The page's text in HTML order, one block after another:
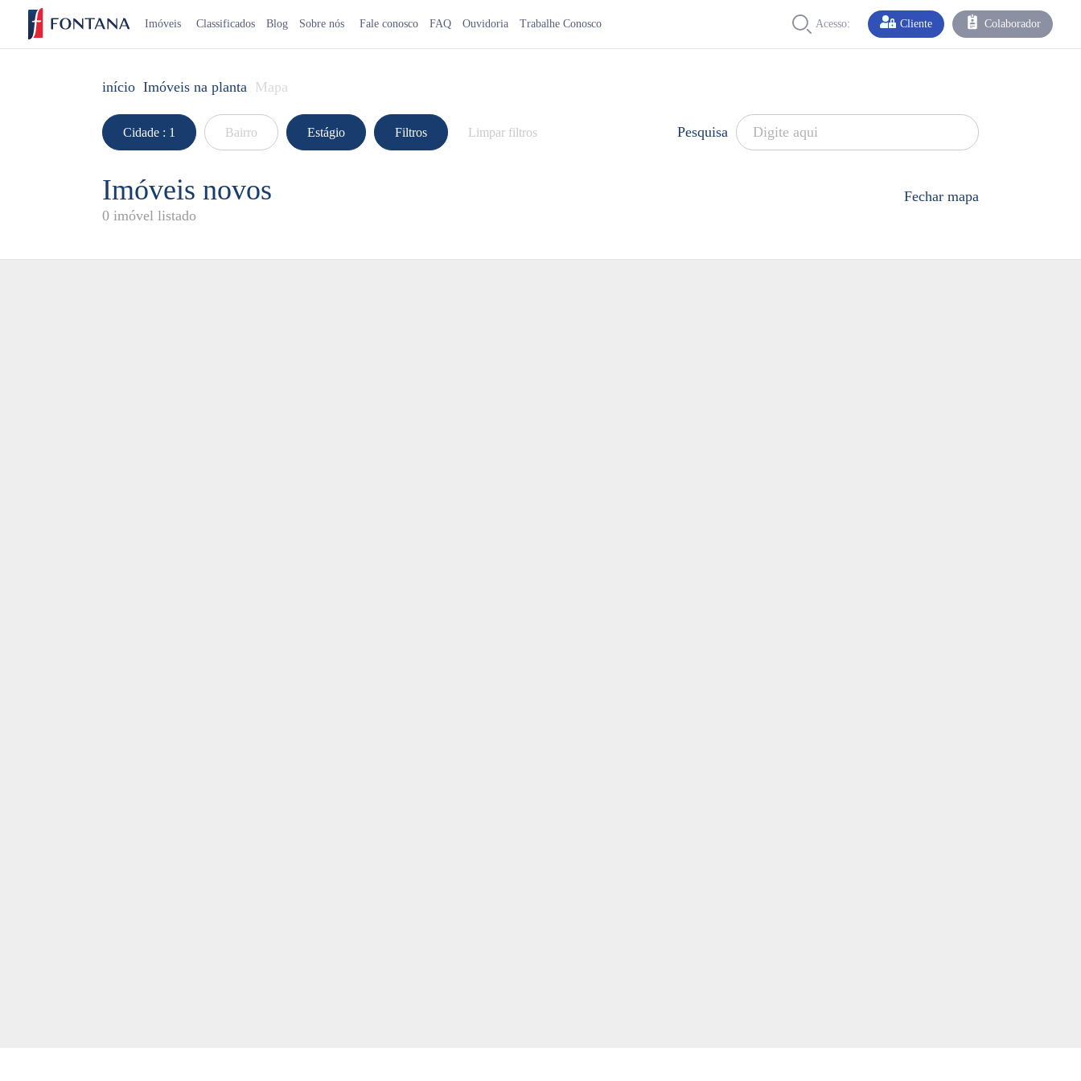
Imóveis Classificados Blog Sobre nós Fale conosco FAQ Ouvidoria Trabalhe Conosco Acesso: Cliente Colaborador
início Imóveis na planta Mapa
Cidade : 1 Bairro Estágio Filtros Limpar filtros Pesquisa
Imóveis novos
0 imóvel listado
Fechar mapa